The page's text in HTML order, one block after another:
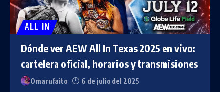
ALL IN
Dónde ver AEW All In Texas 2025 en vivo:
cartelera oficial, horarios y transmisiones
Omarufaito 6 de julio del 2025